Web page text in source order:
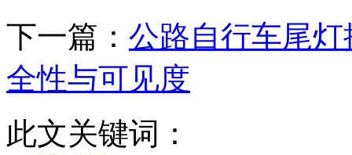
下一篇： 公路自行车尾
全性与可见度
此文关键词：